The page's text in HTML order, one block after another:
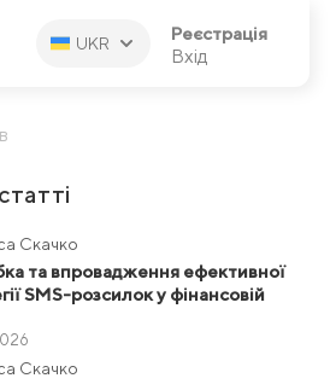
UKR Реєстрація
Вхід
Скачко
та впровадження ефективної
SMS-розсилок у фінансовій
Скачко